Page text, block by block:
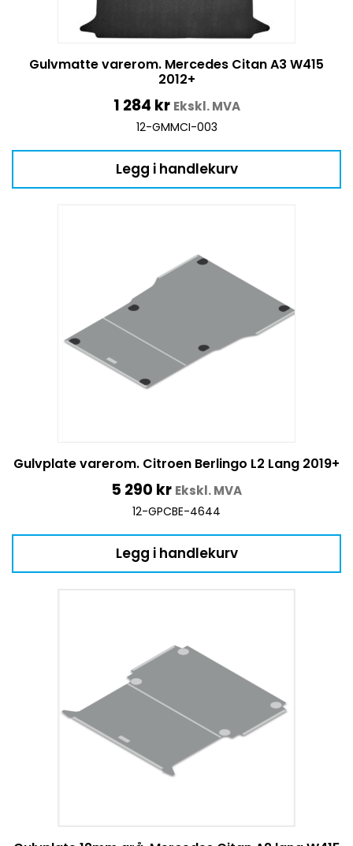
Gulvmatte varerom. Mercedes Citan A3 W415
2012+
1 284 kr Ekskl. MVA
12-GMMCI-003
Legg i handlekurv
Gulvplate varerom. Citroen Berlingo L2 Lang 2019+
5 290 kr Ekskl. MVA
12-GPCBE-4644
Legg i handlekurv